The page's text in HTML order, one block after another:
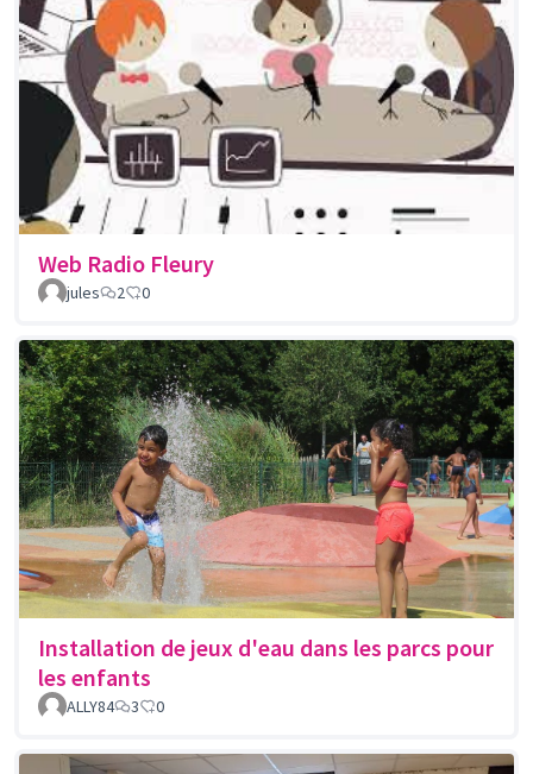
Web Radio Fleury
jules 2 0
Installation de jeux d'eau dans les parcs pour
les enfants
ALLY84 3 0